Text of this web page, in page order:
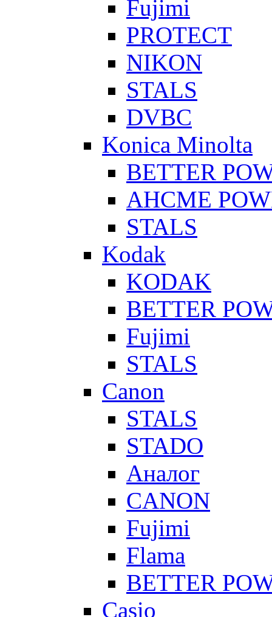
Fujimi
PROTECT
NIKON
STALS
DVBC
Konica Minolta
BETTER
AHCME
STALS
Kodak
KODAK
BETTER
Fujimi
STALS
Canon
STALS
STADO
Аналог
CANON
Fujimi
Flama
BETTER
Casio